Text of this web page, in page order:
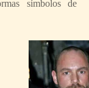
símbolos de